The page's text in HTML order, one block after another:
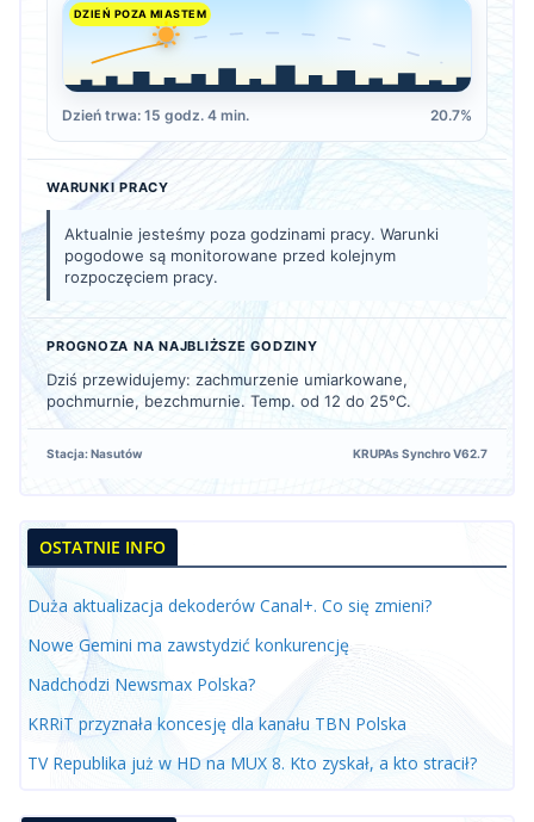
DZIEŃ POZA MIASTEM
Dzień trwa: 15 godz. 4 min. 20.7%
WARUNKI PRACY
Aktualnie jesteśmy poza godzinami pracy. Warunki
pogodowe są monitorowane przed kolejnym
rozpoczęciem pracy.
PROGNOZA NA NAJBLIŻSZE GODZINY
Dziś przewidujemy: zachmurzenie umiarkowane,
pochmurnie, bezchmurnie. Temp. od 12 do 25°C.
Stacja: Nasutów KRUPAs Synchro V62.7
OSTATNIE INFO
Duża aktualizacja dekoderów Canal+. Co się zmieni?
Nowe Gemini ma zawstydzić konkurencję
Nadchodzi Newsmax Polska?
KRRiT przyznała koncesję dla kanału TBN Polska
TV Republika już w HD na MUX 8. Kto zyskał, a kto stracił?